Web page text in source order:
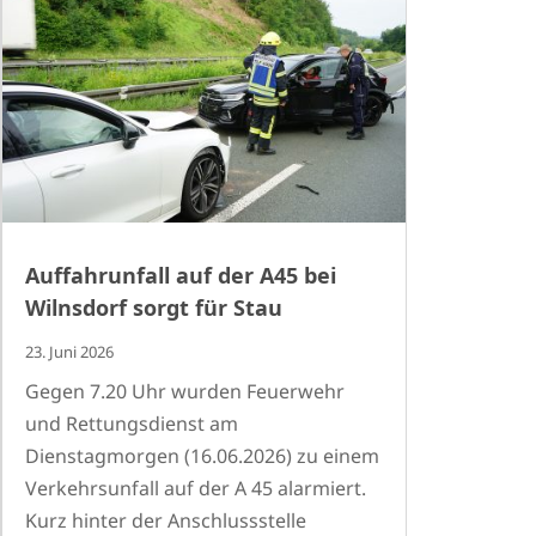
Auffahrunfall auf der A45 bei
Wilnsdorf sorgt für Stau
23. Juni 2026
Gegen 7.20 Uhr wurden Feuerwehr
und Rettungsdienst am
Dienstagmorgen (16.06.2026) zu einem
Verkehrsunfall auf der A 45 alarmiert.
Kurz hinter der Anschlussstelle